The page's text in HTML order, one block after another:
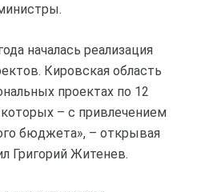
началась реализация
Кировская область
проектах по 12
– с привлечением
бюджета», – открывая
Григорий Житенев.